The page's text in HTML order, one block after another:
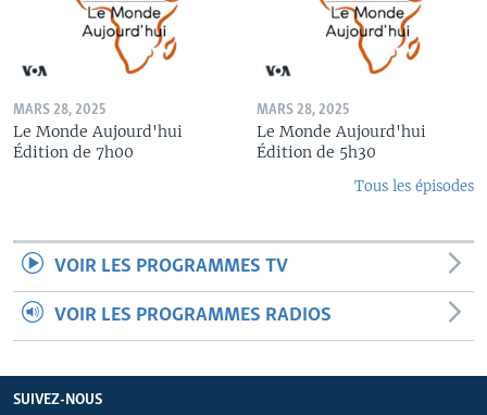
MARS 28, 2025
Le Monde Aujourd'hui
Édition de 7h00
MARS 28, 2025
Le Monde Aujourd'hui
Édition de 5h30
Tous les épisodes
VOIR LES PROGRAMMES TV
VOIR LES PROGRAMMES RADIOS
SUIVEZ-NOUS